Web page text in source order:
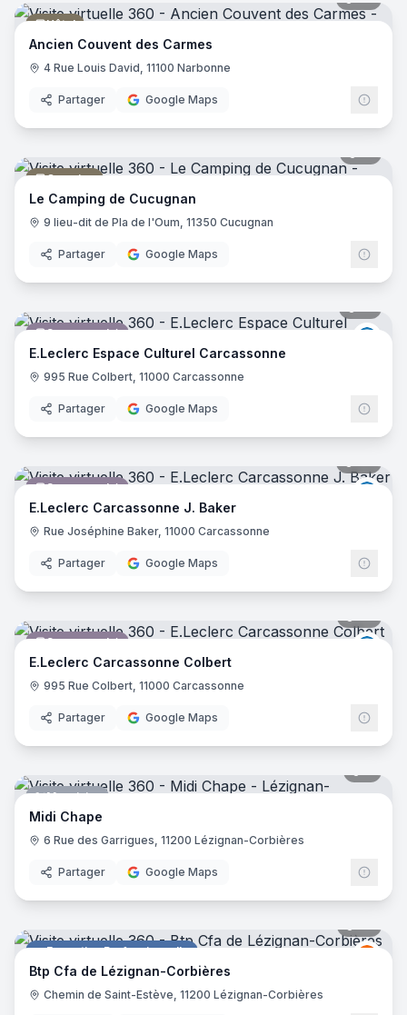
Hôtel
Ancien Couvent des Carmes
4 Rue Louis David, 11100 Narbonne
Partager Google Maps
Camping
Le Camping de Cucugnan
9 lieu-dit de Pla de l'Oum, 11350 Cucugnan
Partager Google Maps
Supermarché
E.Leclerc Espace Culturel Carcassonne
995 Rue Colbert, 11000 Carcassonne
Partager Google Maps
Supermarché
E.Leclerc Carcassonne J. Baker
Rue Joséphine Baker, 11000 Carcassonne
Partager Google Maps
Supermarché
E.Leclerc Carcassonne Colbert
995 Rue Colbert, 11000 Carcassonne
Partager Google Maps
Menuisier
Midi Chape
6 Rue des Garrigues, 11200 Lézignan-Corbières
Partager Google Maps
Formation Professionnelle BTP
Btp Cfa de Lézignan-Corbières
Chemin de Saint-Estève, 11200 Lézignan-Corbières